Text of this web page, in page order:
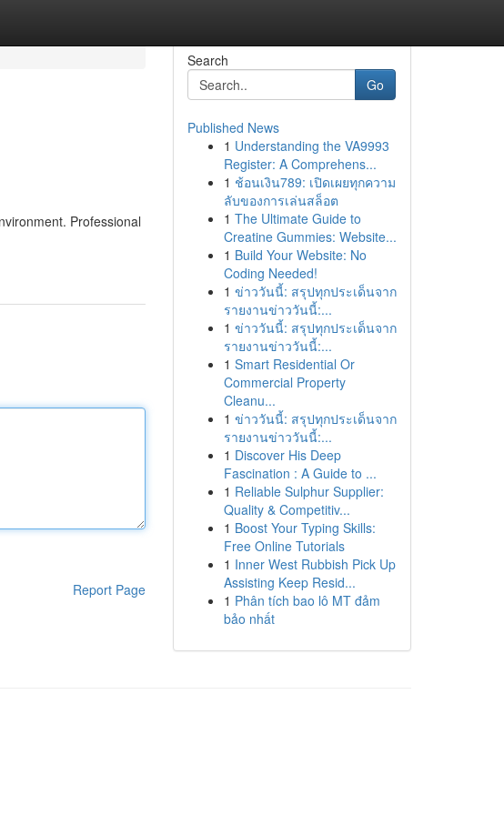
Professional
Report Page
Search
Go
Published News
1 Understanding the VA9993
Register: A Comprehens...
1 ช้อนเงิน789: เปิดเผยทุกความ
ลับของการเล่นสล็อต
1 The Ultimate Guide to
Creatine Gummies: Website...
1 Build Your Website: No
Coding Needed!
1 ข่าววันนี้: สรุปทุกประเด็นจาก
รายงานข่าววันนี้:...
1 ข่าววันนี้: สรุปทุกประเด็นจาก
รายงานข่าววันนี้:...
1 Smart Residential Or
Commercial Property
Cleanu...
1 ข่าววันนี้: สรุปทุกประเด็นจาก
รายงานข่าววันนี้:...
1 Discover His Deep
Fascination : A Guide to ...
1 Reliable Sulphur Supplier:
Quality & Competitiv...
1 Boost Your Typing Skills:
Free Online Tutorials
1 Inner West Rubbish Pick Up
Assisting Keep Resid...
1 Phân tích bao lô MT đảm
bảo nhất